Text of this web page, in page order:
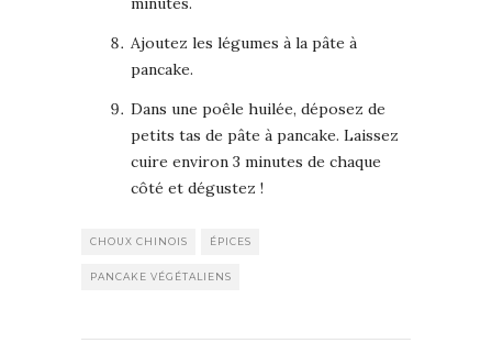
Ajoutez les légumes à la pâte à
pancake.
Dans une poêle huilée, déposez de
petits tas de pâte à pancake. Laissez
cuire environ 3 minutes de chaque
côté et dégustez !
CHOUX CHINOIS ÉPICES
PANCAKE VÉGÉTALIENS